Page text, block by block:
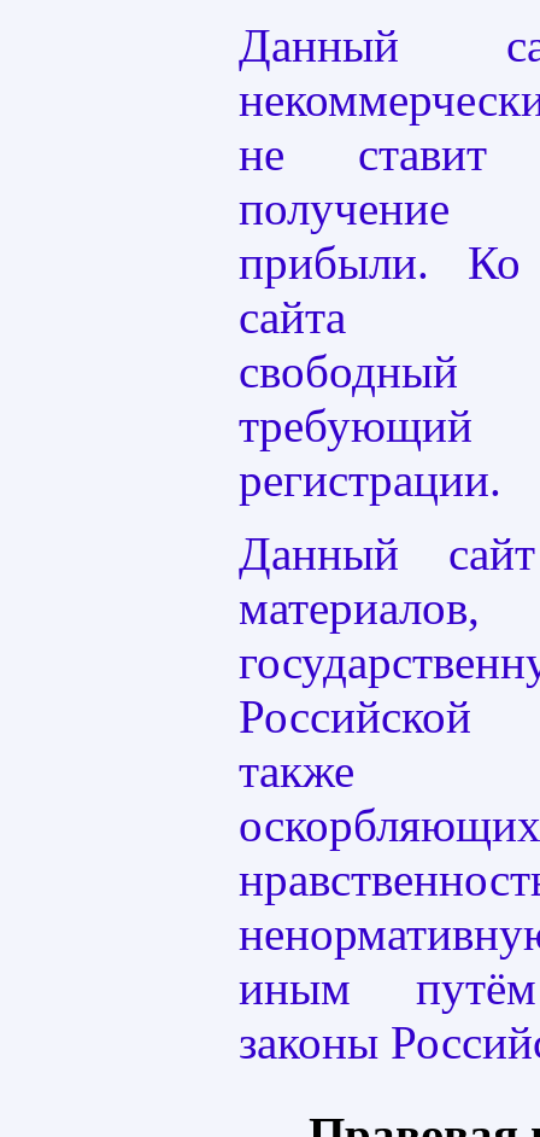
Данный
не ставит
прибыли. Ко
сайта
регистрации.
Данный
также
иным
законы